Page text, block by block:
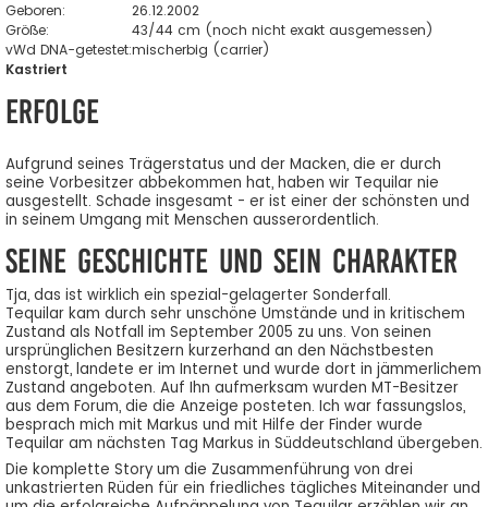
Geboren:
26.12.2002
Größe:
43/44 cm (noch nicht exakt ausgemessen)
vWd DNA-getestet:mischerbig (carrier)
Kastriert
Erfolge
Aufgrund seines Trägerstatus und der Macken, die er durch
seine Vorbesitzer abbekommen hat, haben wir Tequilar nie
ausgestellt. Schade insgesamt - er ist einer der schönsten und
in seinem Umgang mit Menschen ausserordentlich.
Seine Geschichte und sein Charakter
Tja, das ist wirklich ein spezial-gelagerter Sonderfall.
Tequilar kam durch sehr unschöne Umstände und in kritischem
Zustand als Notfall im September 2005 zu uns. Von seinen
ursprünglichen Besitzern kurzerhand an den Nächstbesten
enstorgt, landete er im Internet und wurde dort in jämmerlichem
Zustand angeboten. Auf Ihn aufmerksam wurden MT-Besitzer
aus dem Forum, die die Anzeige posteten. Ich war fassungslos,
besprach mich mit Markus und mit Hilfe der Finder wurde
Tequilar am nächsten Tag Markus in Süddeutschland übergeben.
Die komplette Story um die Zusammenführung von drei
unkastrierten Rüden für ein friedliches tägliches Miteinander und